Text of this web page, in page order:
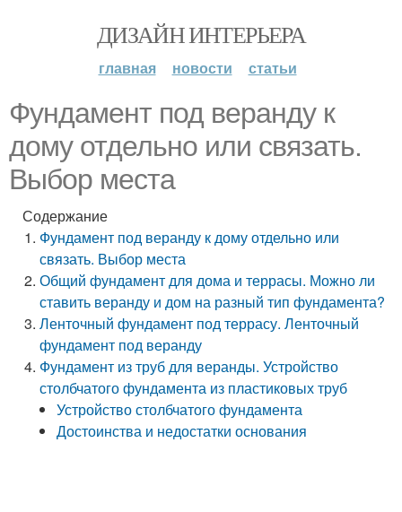
ДИЗАЙН ИНТЕРЬЕРА
главная новости статьи
Фундамент под веранду к
дому отдельно или связать.
Выбор места
Содержание
Фундамент под веранду к дому отдельно или
связать. Выбор места
Общий фундамент для дома и террасы. Можно ли
ставить веранду и дом на разный тип фундамента?
Ленточный фундамент под террасу. Ленточный
фундамент под веранду
Фундамент из труб для веранды. Устройство
столбчатого фундамента из пластиковых труб
Устройство столбчатого фундамента
Достоинства и недостатки основания